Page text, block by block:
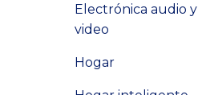
Electrónica audio y
video
Hogar